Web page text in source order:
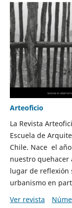
Arteoficio
La Revista
Escuela de
Chile. Nace el
nuestro quehacer
lugar de reflexión
urbanismo en
Ver revista